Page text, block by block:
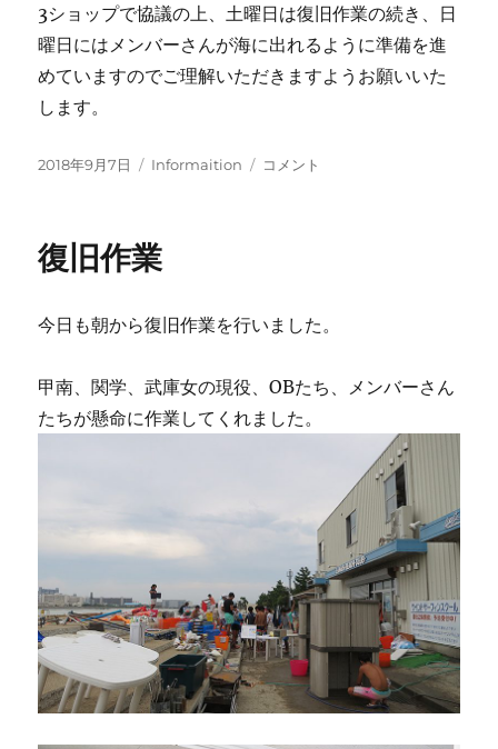
3ショップで協議の上、土曜日は復旧作業の続き、日
曜日にはメンバーさんが海に出れるように準備を進
めていますのでご理解いただきますようお願いいた
します。
投
2018年9月7日
カ
ー
Informaition
復
コメント
復旧作業
今日も朝から復旧作業を行いました。
甲南、関学、武庫女の現役、OBたち、メンバーさん
たちが懸命に作業してくれました。